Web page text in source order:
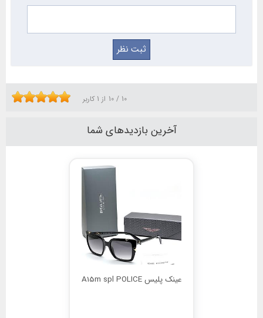
10 / 10 از 1 کاربر
آخرین بازدیدهای شما
عینک پلیس A15m spl POLICE